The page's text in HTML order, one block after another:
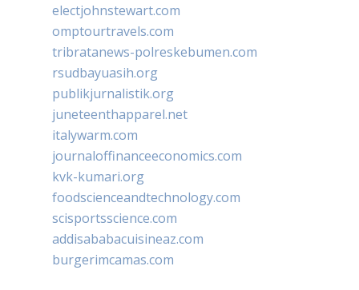
electjohnstewart.com
omptourtravels.com
tribratanews-polreskebumen.com
rsudbayuasih.org
publikjurnalistik.org
juneteenthapparel.net
italywarm.com
journaloffinanceeconomics.com
kvk-kumari.org
foodscienceandtechnology.com
scisportsscience.com
addisababacuisineaz.com
burgerimcamas.com